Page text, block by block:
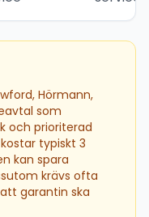
Hörmann,
som
och prioriterad
typiskt 3
kan spara
krävs ofta
garantin ska